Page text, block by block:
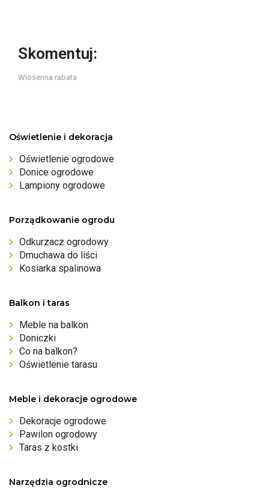
Skomentuj:
Wiosenna rabata
Oświetlenie i dekoracja
Oświetlenie ogrodowe
Donice ogrodowe
Lampiony ogrodowe
Porządkowanie ogrodu
Odkurzacz ogrodowy
Dmuchawa do liści
Kosiarka spalinowa
Balkon i taras
Meble na balkon
Doniczki
Co na balkon?
Oświetlenie tarasu
Meble i dekoracje ogrodowe
Dekoracje ogrodowe
Pawilon ogrodowy
Taras z kostki
Narzędzia ogrodnicze